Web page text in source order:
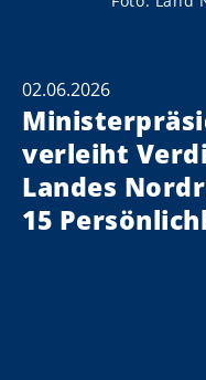
02.06.2026
verleiht
Landes
15